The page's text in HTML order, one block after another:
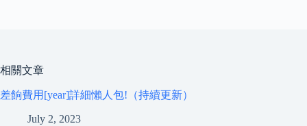
相關文章
差餉費用[year]詳細懶人包!（持續更新）
July 2, 2023